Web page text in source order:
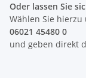
Oder lassen Sie
Wählen Sie
06021 45480 0
und geben direkt